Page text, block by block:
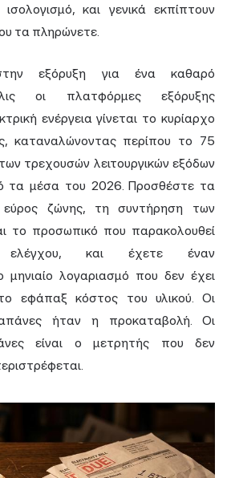
και γενικά εκπίπτουν
τα πληρώνετε.
στηνεξόρυξη για ένα καθαρό
οι πλατφόρμες εξόρυξης
ενέργεια γίνεται το κυρίαρχο
καταναλώνοντας περίπου το 75
τρεχουσών λειτουργικών εξόδων
τα μέσα του 2026. Προσθέστε τα
εύρος ζώνης, τη συντήρηση των
το προσωπικό που παρακολουθεί
ελέγχου, και έχετε έναν
μηνιαίο λογαριασμό που δεν έχει
εφάπαξ κόστος του υλικού. Οι
ήταν η προκαταβολή. Οι
είναι ο μετρητής που δεν